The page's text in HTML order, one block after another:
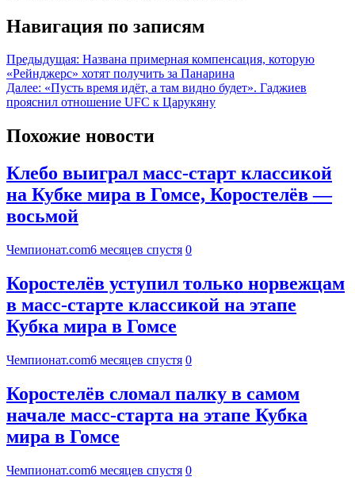
Навигация по записям
Предыдущая: Названа примерная компенсация, которую
«Рейнджерс» хотят получить за Панарина
Далее: «Пусть время идёт, а там видно будет». Гаджиев
прояснил отношение UFC к Царукяну
Похожие новости
Клебо выиграл масс-старт классикой
на Кубке мира в Гомсе, Коростелёв —
восьмой
Чемпионат.com6 месяцев спустя 0
Коростелёв уступил только норвежцам
в масс-старте классикой на этапе
Кубка мира в Гомсе
Чемпионат.com6 месяцев спустя 0
Коростелёв сломал палку в самом
начале масс-старта на этапе Кубка
мира в Гомсе
Чемпионат.com6 месяцев спустя 0